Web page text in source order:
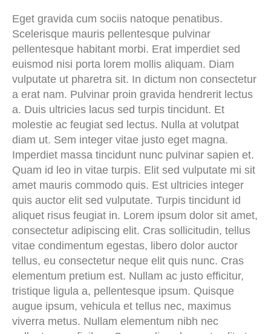
Eget gravida cum sociis natoque penatibus.
Scelerisque mauris pellentesque pulvinar
pellentesque habitant morbi. Erat imperdiet sed
euismod nisi porta lorem mollis aliquam. Diam
vulputate ut pharetra sit. In dictum non consectetur
a erat nam. Pulvinar proin gravida hendrerit lectus
a. Duis ultricies lacus sed turpis tincidunt. Et
molestie ac feugiat sed lectus. Nulla at volutpat
diam ut. Sem integer vitae justo eget magna.
Imperdiet massa tincidunt nunc pulvinar sapien et.
Quam id leo in vitae turpis. Elit sed vulputate mi sit
amet mauris commodo quis. Est ultricies integer
quis auctor elit sed vulputate. Turpis tincidunt id
aliquet risus feugiat in. Lorem ipsum dolor sit amet,
consectetur adipiscing elit. Cras sollicitudin, tellus
vitae condimentum egestas, libero dolor auctor
tellus, eu consectetur neque elit quis nunc. Cras
elementum pretium est. Nullam ac justo efficitur,
tristique ligula a, pellentesque ipsum. Quisque
augue ipsum, vehicula et tellus nec, maximus
viverra metus. Nullam elementum nibh nec